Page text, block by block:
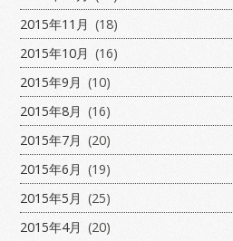
2015年11月 (18)
2015年10月 (16)
2015年9月 (10)
2015年8月 (16)
2015年7月 (20)
2015年6月 (19)
2015年5月 (25)
2015年4月 (20)